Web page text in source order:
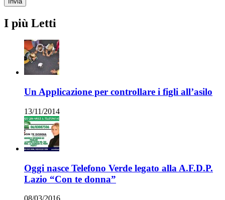
I più Letti
Un Applicazione per controllare i figli all’asilo
13/11/2014
Oggi nasce Telefono Verde legato alla A.F.D.P.
Lazio “Con te donna”